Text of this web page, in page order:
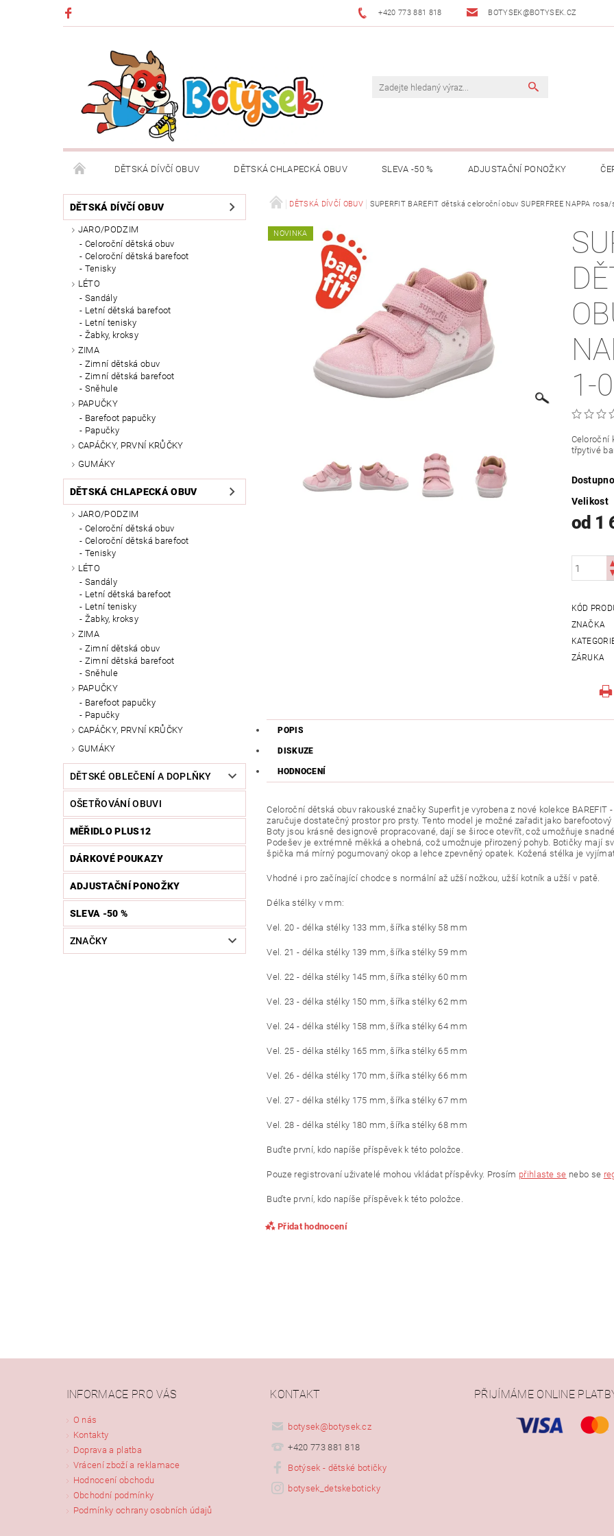
+420 773 881 818 BOTYSEK@BOTYSEK.CZ
DĚTSKÁ DÍVČÍ OBUV DĚTSKÁ CHLAPECKÁ OBUV SLEVA -50 % ADJUSTAČNÍ PONOŽKY
DĚTSKÉ OBLEČENÍ A DOPLŇKY DÁRKOVÉ POUKAZY OŠETŘOVÁNÍ OBUVI O NÁS KONTAKTY
DOPRAVA A PLATBA VRÁCENÍ ZBOŽÍ A REKLAMACE O ADJUSTAČNÍCH
DĚTSKÁ DÍVČÍ OBUV
JARO/PODZIM
Celoroční dětská obuv
Celoroční dětská barefoot
Tenisky
LÉTO
Sandály
Letní dětská barefoot
Letní tenisky
Žabky, kroksy
ZIMA
Zimní dětská obuv
Zimní dětská barefoot
Sněhule
PAPUČKY
Barefoot papučky
Papučky
CAPÁČKY, PRVNÍ KRŮČKY
GUMÁKY
DĚTSKÁ CHLAPECKÁ OBUV
JARO/PODZIM
Celoroční dětská obuv
Celoroční dětská barefoot
Tenisky
LÉTO
Sandály
Letní dětská barefoot
Letní tenisky
Žabky, kroksy
ZIMA
Zimní dětská obuv
Zimní dětská barefoot
Sněhule
PAPUČKY
Barefoot papučky
Papučky
CAPÁČKY, PRVNÍ KRŮČKY
GUMÁKY
DĚTSKÉ OBLEČENÍ A DOPLŇKY
OŠETŘOVÁNÍ OBUVI
MĚŘIDLO PLUS12
DÁRKOVÉ POUKAZY
ADJUSTAČNÍ PONOŽKY
SLEVA -50 %
ZNAČKY
DĚTSKÁ DÍVČÍ OBUV SUPERFIT BAREFIT dětská celoroční obuv SUPERFREE NAPPA
NOVINKA
1-
Celoroční
třpytivé
Velikost
od 1
KÓD
ZNAČKA
ZÁRUKA
POPIS
DISKUZE
HODNOCENÍ
Celoroční dětská obuv rakouské značky Superfit je vyrobena z nové kolekce
zaručuje dostatečný prostor pro prsty. Tento model je možné zařadit jako
Boty jsou krásně designově propracované, dají se široce otevřít, což umožňuje
Podešev je extrémně měkká a ohebná, což umožnuje přirozený pohyb. Botičky mají
špička má mírný pogumovaný okop a lehce zpevněný opatek. Kožená stélka je
Vhodné i pro začínající chodce s normální až užší nožkou, užší kotník a užší v patě.
Délka stélky v mm:
Vel. 20 - délka stélky 133 mm, šířka stélky 58 mm
Vel. 21 - délka stélky 139 mm, šířka stélky 59 mm
Vel. 22 - délka stélky 145 mm, šířka stélky 60 mm
Vel. 23 - délka stélky 150 mm, šířka stélky 62 mm
Vel. 24 - délka stélky 158 mm, šířka stélky 64 mm
Vel. 25 - délka stélky 165 mm, šířka stélky 65 mm
Vel. 26 - délka stélky 170 mm, šířka stélky 66 mm
Vel. 27 - délka stélky 175 mm, šířka stélky 67 mm
Vel. 28 - délka stélky 180 mm, šířka stélky 68 mm
Buďte první, kdo napíše příspěvek k této položce.
Pouze registrovaní uživatelé mohou vkládat příspěvky. Prosím přihlaste se nebo se
Buďte první, kdo napíše příspěvek k této položce.
Přidat hodnocení
INFORMACE PRO VÁS
O nás
Kontakty
Doprava a platba
Vrácení zboží a reklamace
Hodnocení obchodu
Obchodní podmínky
Podmínky ochrany osobních údajů
KONTAKT
botysek@botysek.cz
+420 773 881 818
Botýsek - dětské botičky
botysek_detskeboticky
PŘIJÍMÁME ONLINE